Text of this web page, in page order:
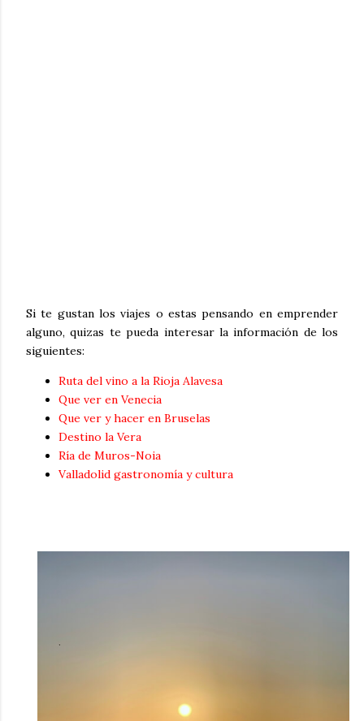
Si te gustan los viajes o estas pensando en emprender
alguno, quizas te pueda interesar la información de los
siguientes:
Ruta del vino a la Rioja Alavesa
Que ver en Venecia
Que ver y hacer en Bruselas
Destino la Vera
Ría de Muros-Noia
Valladolid gastronomía y cultura